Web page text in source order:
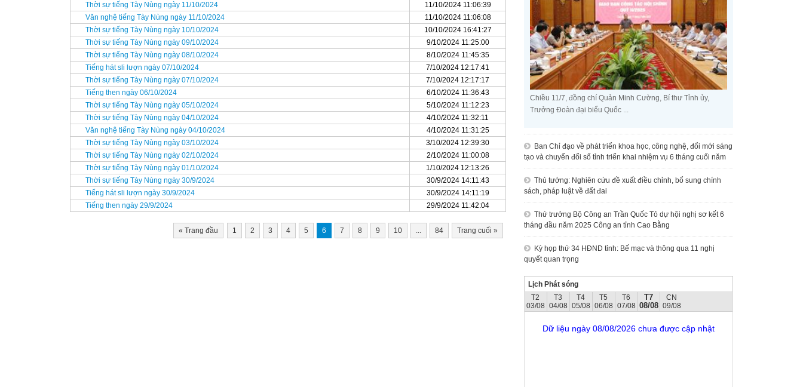
Thời sự tiếng Tày Nùng ngày 11/10/2024
11/10/2024 11:06:39
Văn nghệ tiếng Tày Nùng ngày 11/10/2024
11/10/2024 11:06:08
Thời sự tiếng Tày Nùng ngày 10/10/2024
10/10/2024 16:41:27
Thời sự tiếng Tày Nùng ngày 09/10/2024
9/10/2024 11:25:00
Thời sự tiếng Tày Nùng ngày 08/10/2024
8/10/2024 11:45:35
Tiếng hát sli lượn ngày 07/10/2024
7/10/2024 12:17:41
Thời sự tiếng Tày Nùng ngày 07/10/2024
7/10/2024 12:17:17
Tiếng then ngày 06/10/2024
6/10/2024 11:36:43
Thời sự tiếng Tày Nùng ngày 05/10/2024
5/10/2024 11:12:23
Thời sự tiếng Tày Nùng ngày 04/10/2024
4/10/2024 11:32:11
Văn nghệ tiếng Tày Nùng ngày 04/10/2024
4/10/2024 11:31:25
Thời sự tiếng Tày Nùng ngày 03/10/2024
3/10/2024 12:39:30
Thời sự tiếng Tày Nùng ngày 02/10/2024
2/10/2024 11:00:08
Thời sự tiếng Tày Nùng ngày 01/10/2024
1/10/2024 12:13:26
Thời sự tiếng Tày Nùng ngày 30/9/2024
30/9/2024 14:11:43
Tiếng hát sli lượn ngày 30/9/2024
30/9/2024 14:11:19
Tiếng then ngày 29/9/2024
29/9/2024 11:42:04
« Trang đầu 1 2 3 4 5 6 7 8 9 10 ... 84 Trang cuối »
Chiều 11/7, đồng chí Quản Minh Cường, Bí thư Tỉnh ủy,
Trưởng Đoàn đại biểu Quốc ...
Ban Chỉ đạo về phát triển khoa học, công nghệ, đổi mới sáng
tạo và chuyển đổi số tỉnh triển khai nhiệm vụ 6 tháng cuối năm
Thủ tướng: Nghiên cứu đề xuất điều chỉnh, bổ sung chính
sách, pháp luật về đất đai
Thứ trưởng Bộ Công an Trần Quốc Tỏ dự hội nghị sơ kết 6
tháng đầu năm 2025 Công an tỉnh Cao Bằng
Kỳ họp thứ 34 HĐND tỉnh: Bế mạc và thông qua 11 nghị
quyết quan trọng
Lịch Phát sóng
T2
03/08
T3
04/08
T4
05/08
T5
06/08
T6
07/08
T7
08/08
CN
09/08
Dữ liệu ngày 08/08/2026 chưa được cập nhật